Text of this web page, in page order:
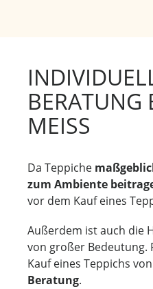
BERATUNG
MEISS
Da Teppiche
zum Ambiente
vor dem Kauf eines
Außerdem ist auch die
von großer Bedeutung.
Kauf eines Teppichs
Beratung.